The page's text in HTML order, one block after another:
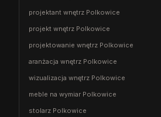
projektant wnętrz Polkowice
projekt wnętrz Polkowice
projektowanie wnętrz Polkowice
aranżacja wnętrz Polkowice
wizualizacja wnętrz Polkowice
meble na wymiar Polkowice
stolarz Polkowice